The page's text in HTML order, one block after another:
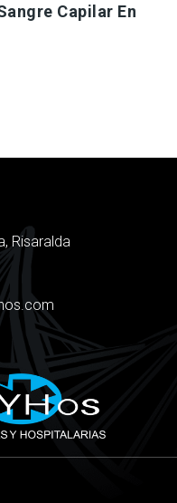
Capilar En
Risaralda